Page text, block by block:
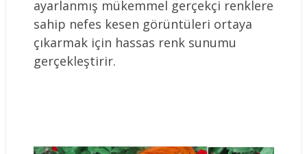
ayarlanmış mükemmel gerçekçi renklere
sahip nefes kesen görüntüleri ortaya
çıkarmak için hassas renk sunumu
gerçekleştirir.